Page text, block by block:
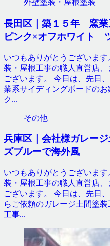
外壁塗装・屋根塗装
長田区｜築１５年 窯業
ピンク×オフホワイト
いつもありがとうございま
装・屋根工事の職人直営店
ございます。 今日は、先日
業系サイディングボードの
ク...
その他
兵庫区｜会社様ガレー
ズブルーで海外風
いつもありがとうございま
装・屋根工事の職人直営店
ございます。 今日は、先日
らご依頼のガレージ土間塗
工事...